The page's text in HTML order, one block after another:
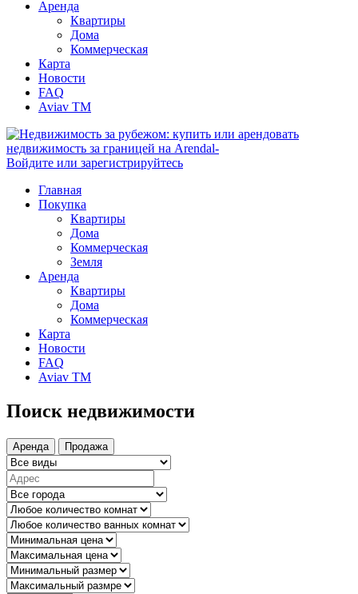
Аренда
Квартиры
Дома
Коммерческая
Карта
Новости
FAQ
Aviav TM
Войдите или зарегистрируйтесь
Главная
Покупка
Квартиры
Дома
Коммерческая
Земля
Аренда
Квартиры
Дома
Коммерческая
Карта
Новости
FAQ
Aviav TM
Поиск недвижимости
Аренда Продажа